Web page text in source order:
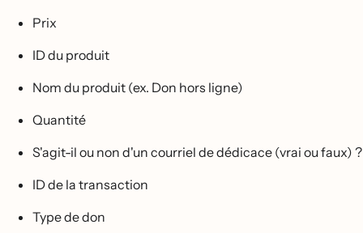
Prix
ID du produit
Nom du produit (ex. Don hors ligne)
Quantité
S'agit-il ou non d'un courriel de dédicace (vrai ou faux) ?
ID de la transaction
Type de don